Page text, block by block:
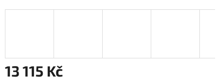
13 115 Kč